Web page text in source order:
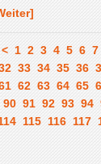
< 1 2 3 4 5 6 7
33 34 35 36
62 63 64 65
90 91 92 93 94
115 116 117